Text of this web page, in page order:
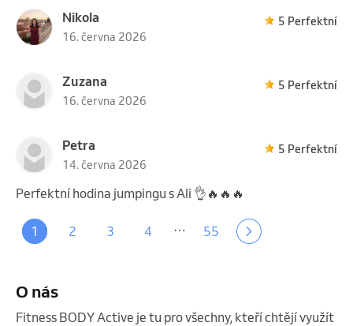
Nikola
16. června 2026
5 Perfektní
Zuzana
16. června 2026
5 Perfektní
Petra
14. června 2026
5 Perfektní
Perfektní hodina jumpingu s Ali 👌🔥🔥🔥
1 2 3 4 … 55
O nás
Fitness BODY Active je tu pro všechny, kteří chtějí využít